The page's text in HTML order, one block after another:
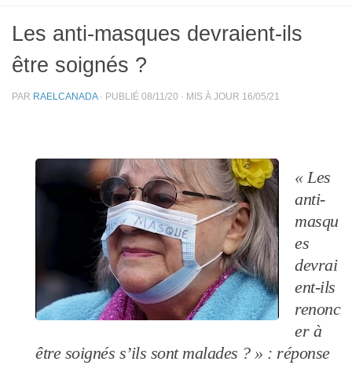
Les anti-masques devraient-ils
être soignés ?
PAR RAELCANADA · PUBLIÉ 08/11/20 · MIS À JOUR 16/05/21
« Les
anti-
masqu
es
devrai
ent-ils
renonc
er à
être soignés s’ils sont malades ? » : réponse